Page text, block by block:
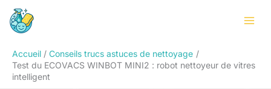
Aller
Accueil
Conseils trucs astuces de nettoyage
Test du ECOVACS WINBOT MINI2 : robot nettoyeur de vitres
intelligent
Rechercher